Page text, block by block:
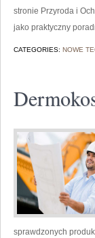
stronie Przyroda i
jako praktyczny
CATEGORIES: NOWE
sprawdzonych